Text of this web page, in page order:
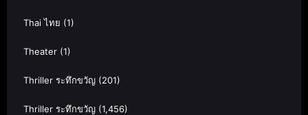
Thai ไทย (1)
Theater (1)
Thriller ระทึกขวัญ (201)
Thriller ระทึกขวัญ (1,456)